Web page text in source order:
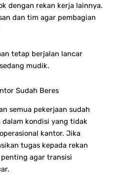
dengan rekan kerja lainnya.
dan tim agar pembagian
tetap berjalan lancar
mudik.
Sudah Beres
semua pekerjaan sudah
dalam kondisi yang tidak
kantor. Jika
tugas kepada rekan
agar transisi